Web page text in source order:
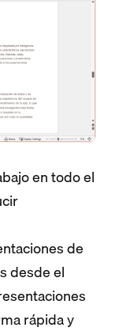
en todo el
de
desde el
rápida y